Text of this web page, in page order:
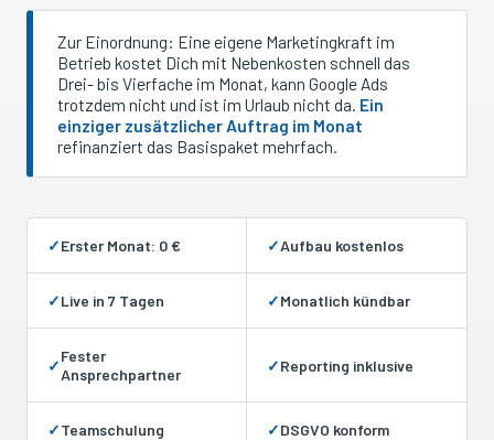
Zur Einordnung: Eine eigene Marketingkraft im
Betrieb kostet Dich mit Nebenkosten schnell das
Drei- bis Vierfache im Monat, kann Google Ads
trotzdem nicht und ist im Urlaub nicht da. Ein
einziger zusätzlicher Auftrag im Monat
refinanziert das Basispaket mehrfach.
✓Erster Monat: 0 € ✓Aufbau kostenlos
✓Live in 7 Tagen ✓Monatlich kündbar
✓Fester
Ansprechpartner
✓Reporting inklusive
✓Teamschulung ✓DSGVO konform